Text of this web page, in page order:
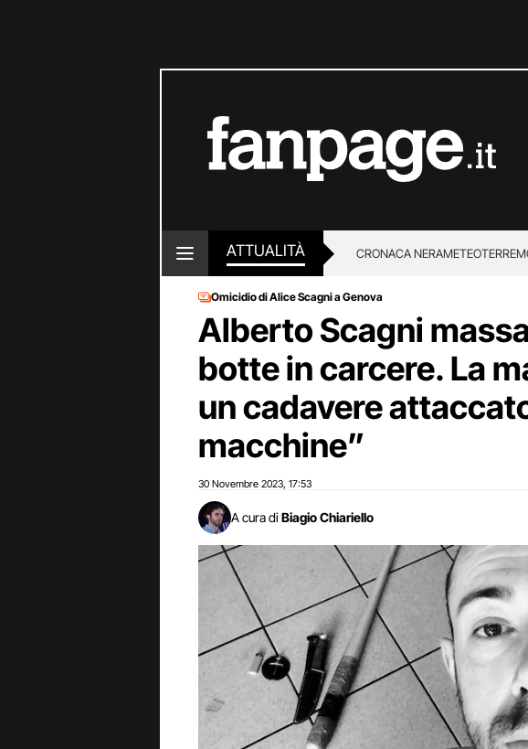
ATTUALITÀ CRONACA NERAMETEO
LOTTO E SUPERENALOTTO
Omicidio di Alice Scagni a Genova
Alberto Scagni
botte in carcere. La
un cadavere
macchine”
30 Novembre 2023 17:53
A cura di Biagio Chiariello